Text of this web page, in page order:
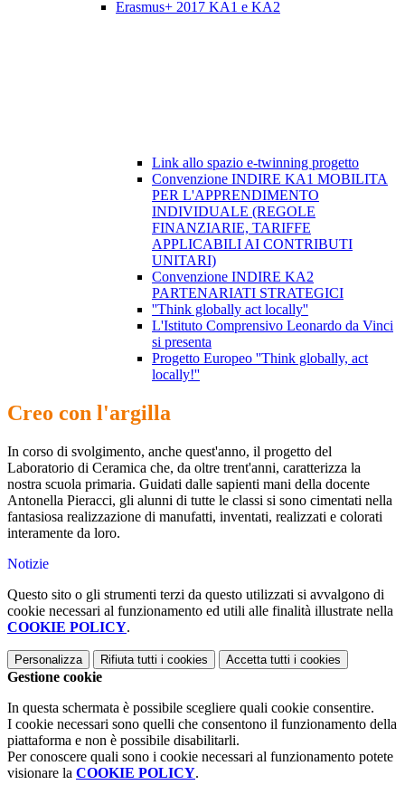
Erasmus+ 2017 KA1 e KA2
Link allo spazio e-twinning progetto
Convenzione INDIRE KA1 MOBILITA
PER L'APPRENDIMENTO
INDIVIDUALE (REGOLE
FINANZIARIE, TARIFFE
APPLICABILI AI CONTRIBUTI
UNITARI)
Convenzione INDIRE KA2
PARTENARIATI STRATEGICI
''Think globally act locally''
L'Istituto Comprensivo Leonardo da Vinci
si presenta
Progetto Europeo ''Think globally, act
locally!''
Creo con l'argilla
In corso di svolgimento, anche quest'anno, il progetto del
Laboratorio di Ceramica che, da oltre trent'anni, caratterizza la
nostra scuola primaria. Guidati dalle sapienti mani della docente
Antonella Pieracci, gli alunni di tutte le classi si sono cimentati nella
fantasiosa realizzazione di manufatti, inventati, realizzati e colorati
interamente da loro.
Notizie
Questo sito o gli strumenti terzi da questo utilizzati si avvalgono di
cookie necessari al funzionamento ed utili alle finalità illustrate nella
COOKIE POLICY.
Personalizza Rifiuta tutti i cookies Accetta tutti i cookies
Gestione cookie
In questa schermata è possibile scegliere quali cookie consentire.
I cookie necessari sono quelli che consentono il funzionamento della
piattaforma e non è possibile disabilitarli.
Per conoscere quali sono i cookie necessari al funzionamento potete
visionare la COOKIE POLICY.